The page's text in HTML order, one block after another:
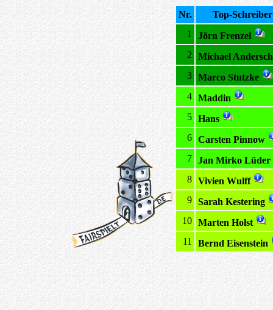
Nr.
Top-Schreiber
1
Jörn Frenzel
2
Michael Andersch
3
Marco Stutzke
4
Maddin
5
Hans
6
Carsten Pinnow
7
Jan Mirko Lüder
8
Vivien Wulff
9
Sarah Kestering
10
Marten Holst
11
Bernd Eisenstein